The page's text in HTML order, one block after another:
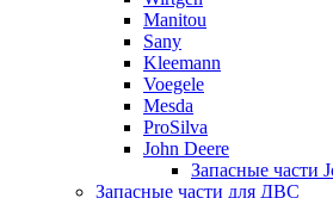
Manitou
Sany
Kleemann
Voegele
Mesda
ProSilva
John Deere
Запасные части
Запасные части для ДВС